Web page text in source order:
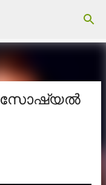
സോഷ്യൽ